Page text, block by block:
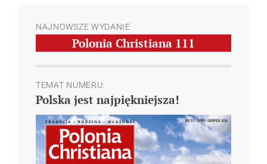
NAJNOWSZE WYDANIE
Polonia Christiana 111
TEMAT NUMERU:
Polska jest najpiękniejsza!